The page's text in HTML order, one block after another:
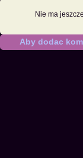
Nie ma
Aby dodac